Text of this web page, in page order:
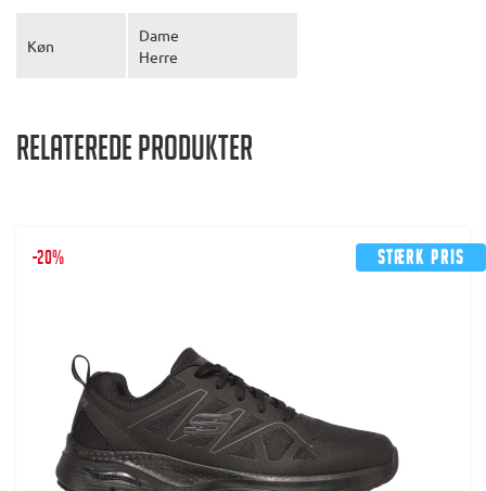
Køn
Dame
Herre
Relaterede produkter
Stærk pris
-20%